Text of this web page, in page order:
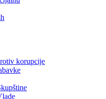
korupcije